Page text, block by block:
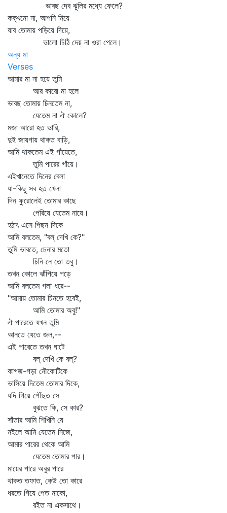
ভাবছ দেব ঝুলির মধ্যে ফেলে?
কক্‌খনো না, আপনি নিয়ে
যাব তোমায় পড়িয়ে দিয়ে,
ভালো চিঠি দেয় না ওরা পেলে।
অন্য মা
Verses
আমার মা না হয়ে তুমি
আর কারো মা হলে
ভাবছ তোমায় চিনতেম না,
যেতেম না ঐ কোলে?
মজা আরো হত ভারি,
দুই জায়গায় থাকত বাড়ি,
আমি থাকতেম এই গাঁয়েতে,
তুমি পারের গাঁয়ে।
এইখানেতে দিনের বেলা
যা-কিছু সব হত খেলা
দিন ফুরোলেই তোমার কাছে
পেরিয়ে যেতেম নায়ে।
হঠাৎ এসে পিছন দিকে
আমি বলতেম, "বল্‌ দেখি কে?"
তুমি ভাবতে, চেনার মতো
চিনি নে তো তবু।
তখন কোলে ঝাঁপিয়ে পড়ে
আমি বলতেম গলা ধরে--
"আমায় তোমার চিনতে হবেই,
আমি তোমার অবু!"
ঐ পারেতে যখন তুমি
আনতে যেতে জল,--
এই পারেতে তখন ঘাটে
বল্‌ দেখি কে বল্‌?
কাগজ-গড়া নৌকোটিকে
ভাসিয়ে দিতেম তোমার দিকে,
যদি গিয়ে পৌঁছত সে
বুঝতে কি, সে কার?
সাঁতার আমি শিখিনি যে
নইলে আমি যেতেম নিজে,
আমার পারের থেকে আমি
যেতেম তোমার পার।
মায়ের পারে অবুর পারে
থাকত তফাত, কেউ তো কারে
ধরতে গিয়ে পেত নাকো,
রইত না একসাথে।